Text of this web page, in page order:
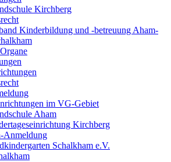
Kirchberg
Kinderbildung und -betreuung Aham-
im VG-Gebiet
Aham
Kirchberg
Anmeldung
Schalkham e.V.